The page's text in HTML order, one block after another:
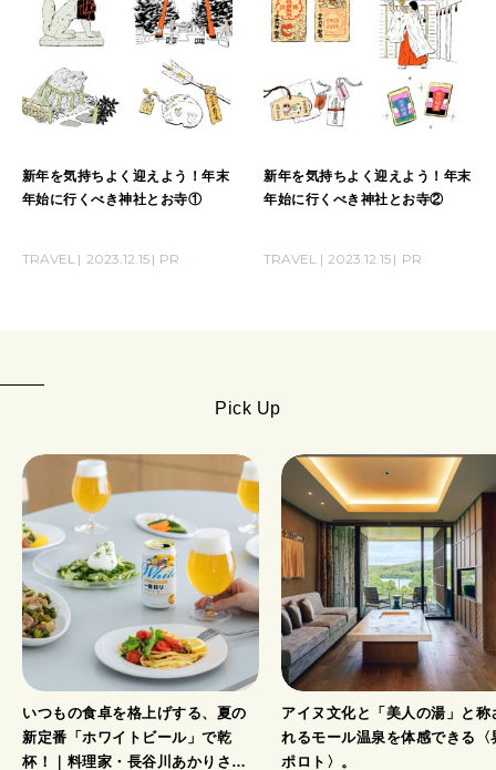
2025年12月号「お酒の新常識。」
新年を気持ちよく迎えよう！年末
年始に行くべき神社とお寺①
TRAVEL 2023.12.15 PR
新年を気持ちよく迎えよう！年末
年始に行くべき神社とお寺②
TRAVEL 2023.12.15 PR
Pick Up
いつもの食卓を格上げする、夏の
新定番「ホワイトビール」で乾
杯！｜料理家・長谷川あかりさん
アイヌ文化と「美人の湯」と称
れるモール温泉を体感できる〈
ポロト〉。